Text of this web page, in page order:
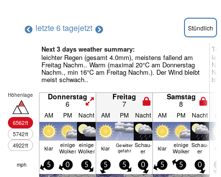
letzte 6 tagejetzt Stündlich
Next 3 days weather summary:
leichter Regen (gesamt 4.0mm), meistens fallend am
Freitag Nachm.. Warm (maximal 20°C am Donnerstag
Nachm., min 16°C am Freitag Nachm.). Der Wind bleibt
meist schwach..
Höhenlage
6562ft
5742ft
4922ft
Donnerstag
6
Freitag
7
Samstag
8
AM PM Nacht AM PM Nacht AM PM Nacht
klar einige
Wolken
einige
Wolken klar
Gewitter
gefahr
Schau­
er klar einige
Wolken
Schau­
er
mph 5 0 5 5 5 0 5 5 0